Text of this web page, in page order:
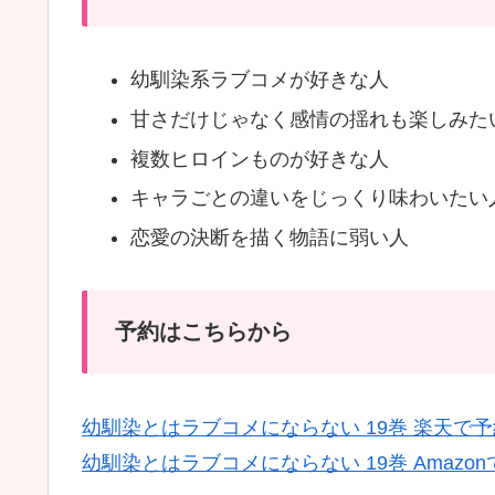
幼馴染系ラブコメが好きな人
甘さだけじゃなく感情の揺れも楽しみた
複数ヒロインものが好きな人
キャラごとの違いをじっくり味わいたい
恋愛の決断を描く物語に弱い人
予約はこちらから
幼馴染とはラブコメにならない 19巻 楽天で
幼馴染とはラブコメにならない 19巻 Amazon